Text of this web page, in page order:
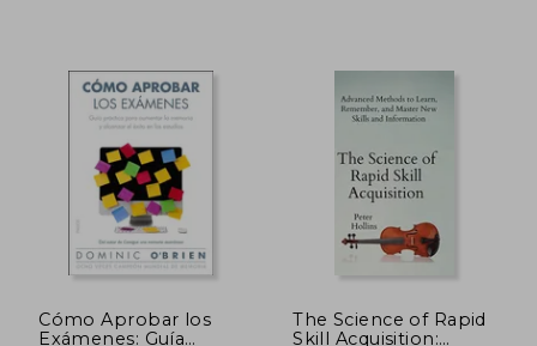
Cómo Aprobar los
Exámenes: Guía
The Science of Rapid
Skill Acquisition: